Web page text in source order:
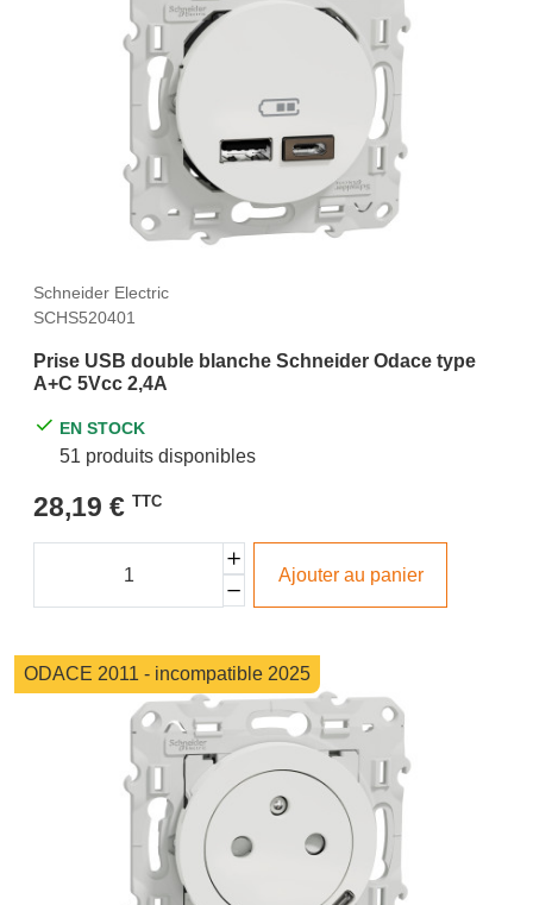
Schneider Electric
SCHS520401
Prise USB double blanche Schneider Odace type
A+C 5Vcc 2,4A
EN STOCK
51 produits disponibles
28,19 € TTC
Ajouter au panier
ODACE 2011 - incompatible 2025